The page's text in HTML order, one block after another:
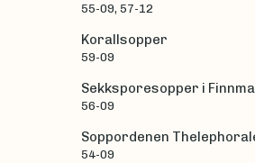
55-09, 57-12
Korallsopper
59-09
Sekksporesopper i
56-09
Soppordenen
54-09